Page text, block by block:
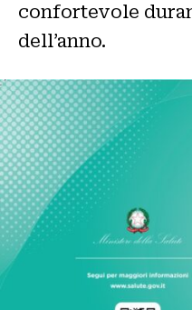
confortevole
dell’anno.